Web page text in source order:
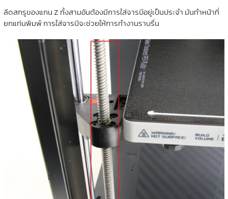
ลีดสกรูของแกน Z ทั้งสามอันต้องมีการใส่จารบีอยู่เป็นประจำ มันทำหน้าที่
ยกแท่นพิมพ์ การใส่จารบีจะช่วยให้การทำงานราบรื่น